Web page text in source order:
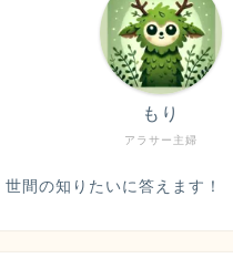
アラサー主婦
もり
世間の知りたいに答えます！